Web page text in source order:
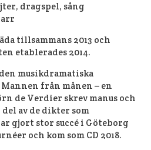
dragspel, sång
tillsammans 2013 och
etablerades 2014.
musikdramatiska
från månen – en
de Verdier skrev manus och
av de dikter som
gjort stor succé i Göteborg
och kom som CD 2018.